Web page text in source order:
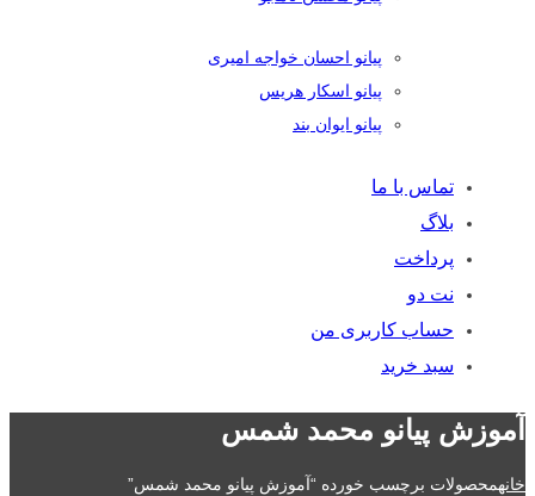
پیانو احسان خواجه امیری
پیانو اسکار هریس
پیانو ایوان بند
تماس با ما
بلاگ
پرداخت
نت دو
حساب کاربری من
سبد خرید
آموزش پیانو محمد شمس
خانهمحصولات برچسب خورده “آموزش پیانو محمد شمس”